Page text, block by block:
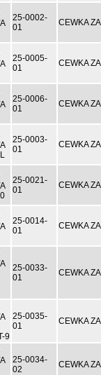
25-0002-
01
CEWKA
25-0005-
01
CEWKA
25-0006-
01
CEWKA
25-0003-
01
CEWKA
25-0021-
01
CEWKA
25-0014-
01
CEWKA
25-0033-
01
CEWKA
25-0035-
01
CEWKA
25-0034-
02
CEWKA